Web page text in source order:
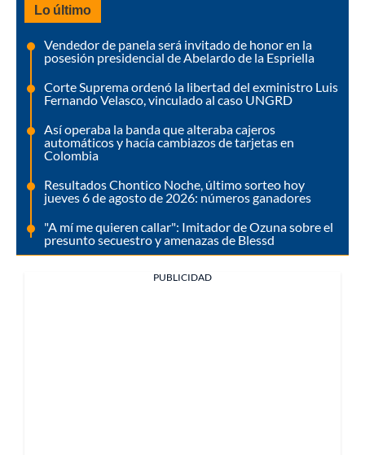
Lo último
Vendedor de panela será invitado de honor en la
posesión presidencial de Abelardo de la Espriella
Corte Suprema ordenó la libertad del exministro Luis
Fernando Velasco, vinculado al caso UNGRD
Así operaba la banda que alteraba cajeros
automáticos y hacía cambiazos de tarjetas en
Colombia
Resultados Chontico Noche, último sorteo hoy
jueves 6 de agosto de 2026: números ganadores
"A mí me quieren callar": Imitador de Ozuna sobre el
presunto secuestro y amenazas de Blessd
PUBLICIDAD